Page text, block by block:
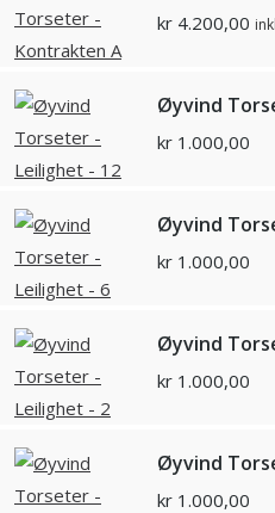
kr 4.200,00
Øyvind
kr 1.000,00
Øyvind
kr 1.000,00
Øyvind
kr 1.000,00
Øyvind
kr 1.000,00